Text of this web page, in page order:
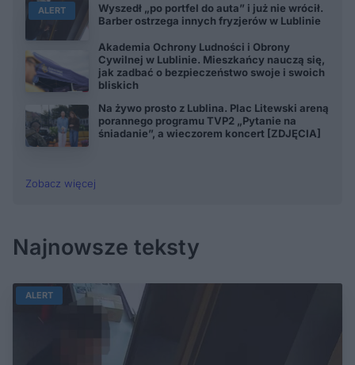
ALERT
Wyszedł „po portfel do auta” i już nie wrócił.
Barber ostrzega innych fryzjerów w Lublinie
Akademia Ochrony Ludności i Obrony
Cywilnej w Lublinie. Mieszkańcy nauczą się,
jak zadbać o bezpieczeństwo swoje i swoich
bliskich
Na żywo prosto z Lublina. Plac Litewski areną
porannego programu TVP2 „Pytanie na
śniadanie”, a wieczorem koncert [ZDJĘCIA]
Zobacz więcej
Najnowsze teksty
ALERT